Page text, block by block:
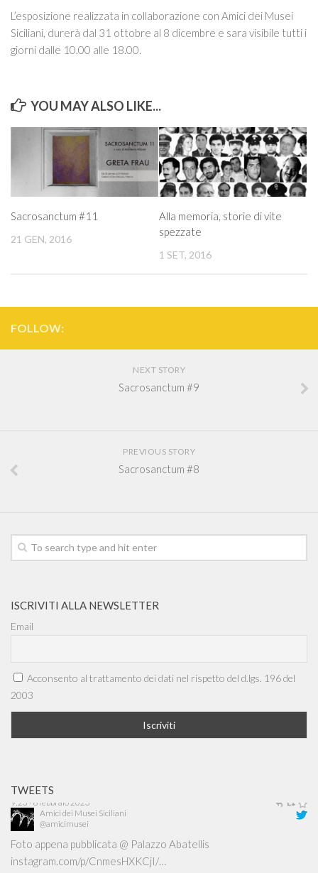
Didattica
Le nostre guide autorizzate
Donazioni
Contattaci
L’esposizione realizzata in collaborazione con Amici dei Musei
Siciliani, durerà dal 31 ottobre al 8 dicembre e sara visibile tutti i
giorni dalle 10.00 alle 18.00.
YOU MAY ALSO LIKE...
Sacrosanctum #11
21 GEN, 2016
Alla memoria, storie di vite
spezzate
1 SET, 2016
FOLLOW:
NEXT STORY
Sacrosanctum #9
PREVIOUS STORY
Sacrosanctum #8
ISCRIVITI ALLA NEWSLETTER
Email
Acconsento al trattamento dei dati nel rispetto del d.lgs. 196 del
2003
TWEETS
Amici dei Musei Siciliani
@amicimusei
Foto appena pubblicata @ Palazzo Abatellis
instagram.com/p/CnmesHXKCjI/…